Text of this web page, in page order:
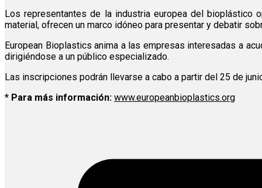
Los representantes de la industria europea del
material, ofrecen un marco idóneo para presentar y debatir
European Bioplastics anima a las empresas interesadas a
dirigiéndose a un público especializado.
Las inscripciones podrán llevarse a cabo a partir del 25 de
* Para más información: www.europeanbioplastics.org